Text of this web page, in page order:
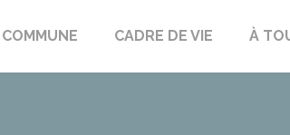
CADRE DE VIE À